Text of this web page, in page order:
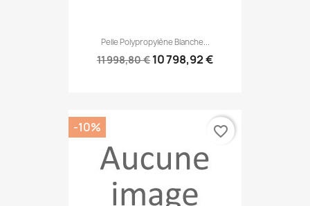
Pelle Polypropylène Blanche...
11 998,80 € 10 798,92 €
-10% favorite_border